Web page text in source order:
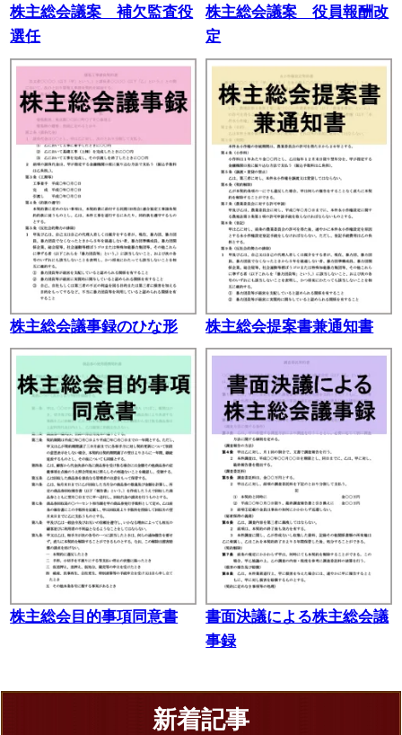
株主総会議案 補欠監査役
選任
株主総会議案 役員報酬改
定
株主総会議事録のひな形 株主総会提案書兼通知書
株主総会目的事項同意書
書面決議による株主総会議
事録
新着記事